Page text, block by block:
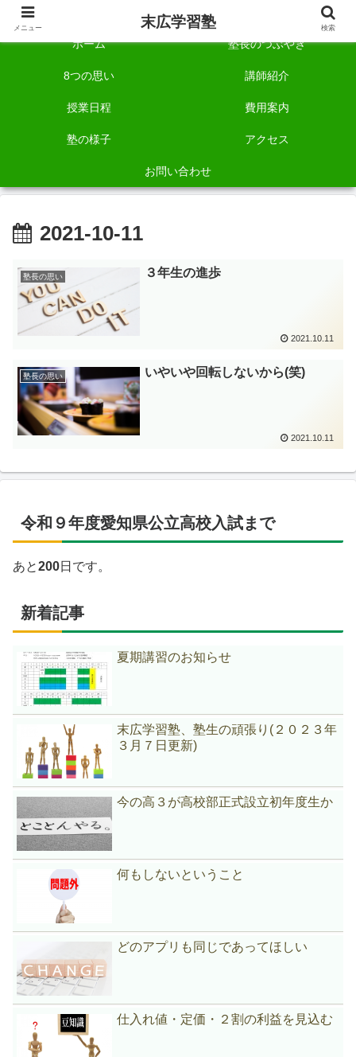
自称「一宮でいちばん塾で勉強させる塾」です。
ホーム 塾長のつぶやき
8つの思い 講師紹介
授業日程 費用案内
塾の様子 アクセス
お問い合わせ
2021-10-11
塾長の思い ３年生の進歩
2021.10.11
塾長の思い いやいや回転しないから(笑)
2021.10.11
令和９年度愛知県公立高校入試まで
あと200日です。
新着記事
夏期講習のお知らせ
末広学習塾、塾生の頑張り(２０２３年
３月７日更新)
今の高３が高校部正式設立初年度生か
何もしないということ
どのアプリも同じであってほしい
仕入れ値・定価・２割の利益を見込む
メニュー 末広学習塾 検索